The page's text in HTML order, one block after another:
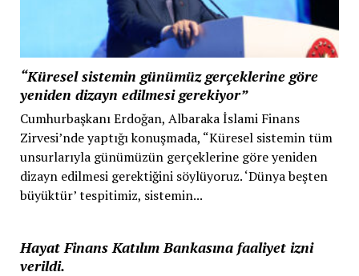
“Küresel sistemin günümüz gerçeklerine göre
yeniden dizayn edilmesi gerekiyor”
Cumhurbaşkanı Erdoğan, Albaraka İslami Finans
Zirvesi’nde yaptığı konuşmada, “Küresel sistemin tüm
unsurlarıyla günümüzün gerçeklerine göre yeniden
dizayn edilmesi gerektiğini söylüyoruz. ‘Dünya beşten
büyüktür’ tespitimiz, sistemin...
Hayat Finans Katılım Bankasına faaliyet izni
verildi.